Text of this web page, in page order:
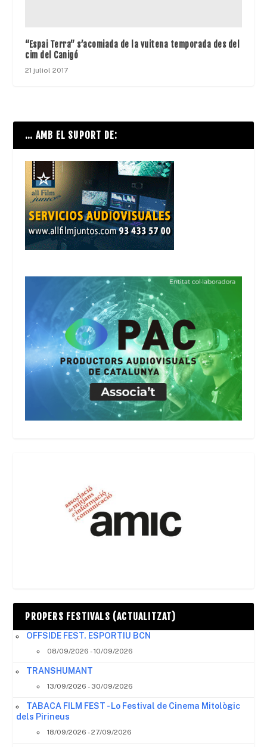
“Espai Terra” s’acomiada de la vuitena temporada des del
cim del Canigó
21 juliol 2017
… AMB EL SUPORT DE:
PROPERS FESTIVALS (ACTUALITZAT)
OFFSIDE FEST. ESPORTIU BCN
08/09/2026 - 10/09/2026
TRANSHUMANT
13/09/2026 - 30/09/2026
TABACA FILM FEST - Lo Festival de Cinema Mitològic
dels Pirineus
18/09/2026 - 27/09/2026